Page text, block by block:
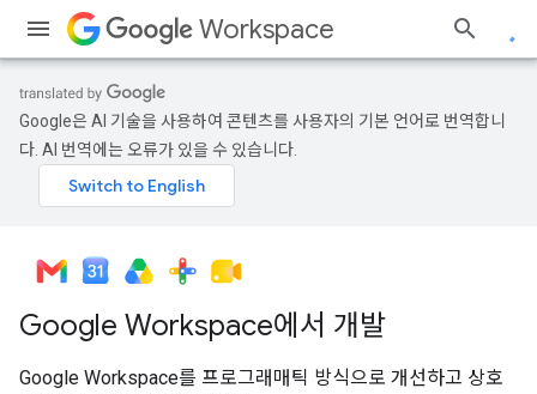
Workspace
Google은 AI 기술을 사용하여 콘텐츠를 사용자의 기본 언어로 번역합니
다. AI 번역에는 오류가 있을 수 있습니다.
Google Workspace에서 개발
Google Workspace를 프로그래매틱 방식으로 개선하고 상호